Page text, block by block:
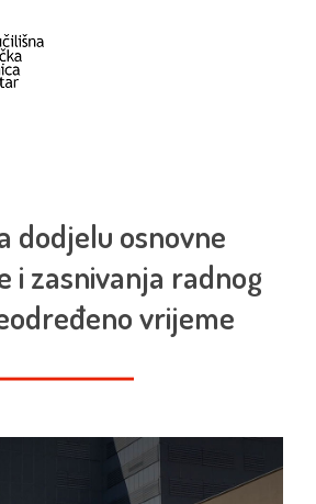
dodjelu osnovne
i zasnivanja radnog
vrijeme